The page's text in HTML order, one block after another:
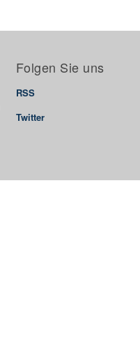
Folgen Sie uns
RSS
Twitter